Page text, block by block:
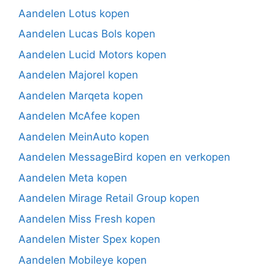
Aandelen Lotus kopen
Aandelen Lucas Bols kopen
Aandelen Lucid Motors kopen
Aandelen Majorel kopen
Aandelen Marqeta kopen
Aandelen McAfee kopen
Aandelen MeinAuto kopen
Aandelen MessageBird kopen en verkopen
Aandelen Meta kopen
Aandelen Mirage Retail Group kopen
Aandelen Miss Fresh kopen
Aandelen Mister Spex kopen
Aandelen Mobileye kopen